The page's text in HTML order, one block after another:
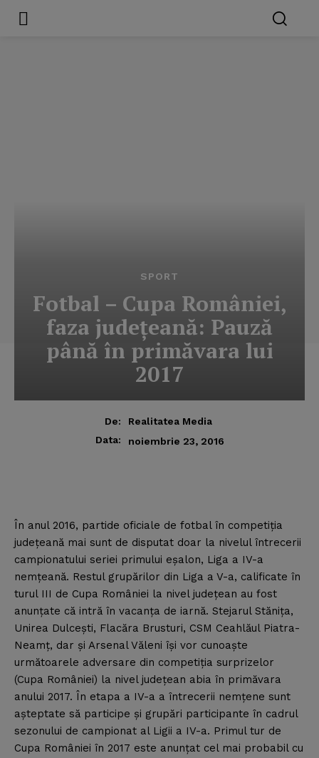
SPORT
Fotbal – Cupa României,
faza judeţeană: Pauză
până în primăvara lui
2017
De:
Realitatea Media
Data:
noiembrie 23, 2016
În anul 2016, partide oficiale de fotbal în competiţia
judeţeană mai sunt de disputat doar la nivelul întrecerii
campionatului seriei primului eşalon, Liga a IV-a
nemţeană. Restul grupărilor din Liga a V-a, calificate în
turul III de Cupa României la nivel judeţean au fost
anunţate că intră în vacanţa de iarnă. Stejarul Stăniţa,
Unirea Dulceşti, Flacăra Brusturi, CSM Ceahlăul Piatra-
Neamţ, dar şi Arsenal Văleni îşi vor cunoaşte
următoarele adversare din competiţia surprizelor
(Cupa României) la nivel judeţean abia în primăvara
anului 2017. În etapa a IV-a a întrecerii nemţene sunt
aşteptate să participe şi grupări participante în cadrul
sezonului de campionat al Ligii a IV-a. Primul tur de
Cupa României în 2017 este anunţat cel mai probabil cu